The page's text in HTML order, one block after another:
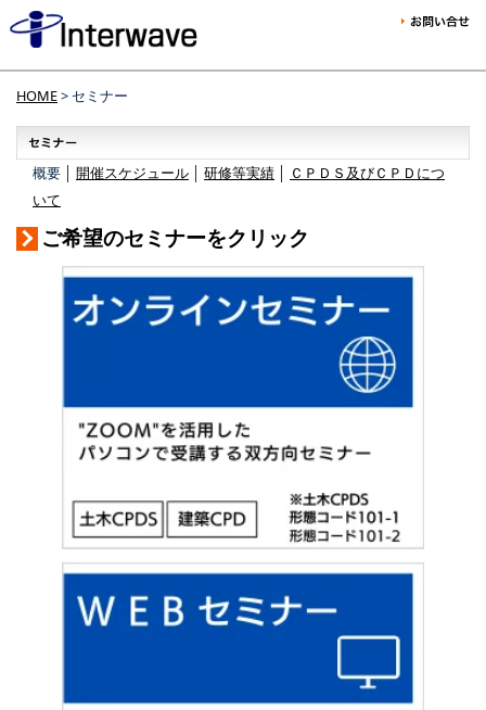
HOME> セミナー
概要 │ 開催スケジュール 研修等実績
ＣＰＤＳ及びＣＰＤにつ
いて
ご希望のセミナーをクリック